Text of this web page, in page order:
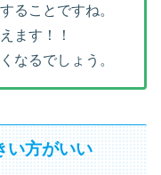
ることですね。
ます！！
なるでしょう。
い方がいい